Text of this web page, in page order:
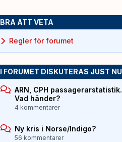
BRA ATT VETA
Regler för forumet
I FORUMET DISKUTERAS JUST NU
ARN, CPH passagerarstatistik.
Vad händer?
4 kommentarer
Ny kris i Norse/Indigo?
56 kommentarer